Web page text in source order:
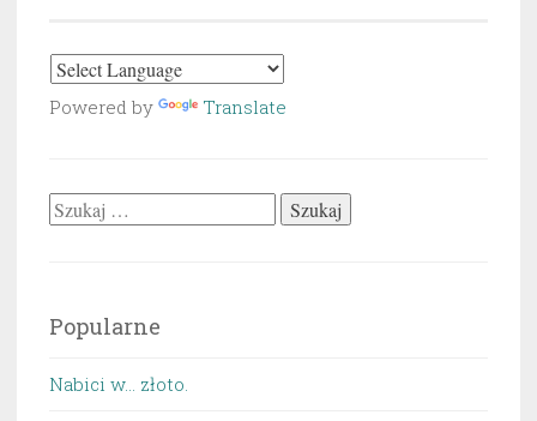
Powered by Translate
Szukaj:
Popularne
Nabici w... złoto.